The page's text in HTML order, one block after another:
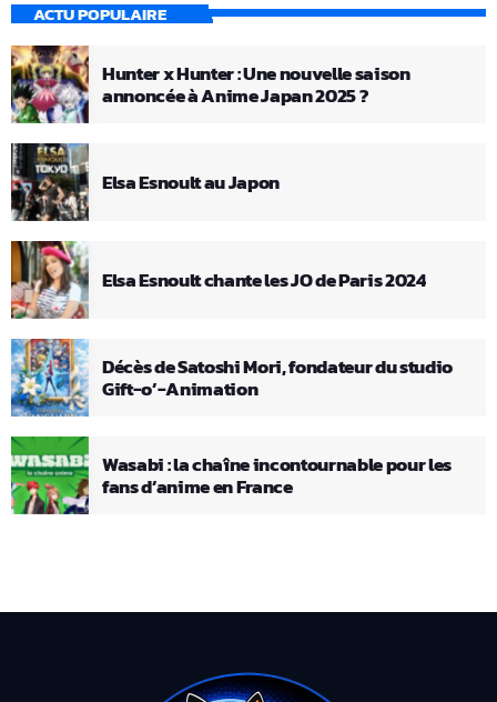
ACTU POPULAIRE
Hunter x Hunter : Une nouvelle saison
annoncée à Anime Japan 2025 ?
Elsa Esnoult au Japon
Elsa Esnoult chante les JO de Paris 2024
Décès de Satoshi Mori, fondateur du studio
Gift-o’-Animation
Wasabi : la chaîne incontournable pour les
fans d’anime en France